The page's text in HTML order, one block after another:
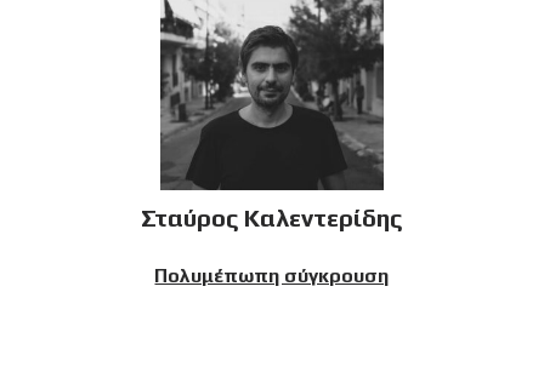
Σταύρος Καλεντερίδης
Πολυμέπωπη σύγκρουση